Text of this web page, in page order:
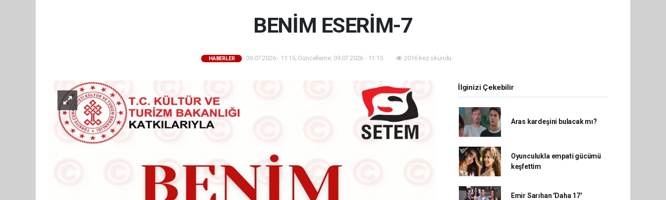
BENİM ESERİM-7
HABERLER 09.07.2026 - 11:15, Güncelleme: 09.07.2026 - 11:15 2016 kez okundu.
İlginizi Çekebilir
Aras kardeşini bulacak mı?
Oyunculukla empati gücümü
keşfettim
Emir Sarıhan 'Daha 17'